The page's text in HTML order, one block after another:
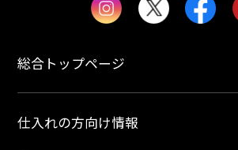
総合トップページ
仕入れの方向け情報